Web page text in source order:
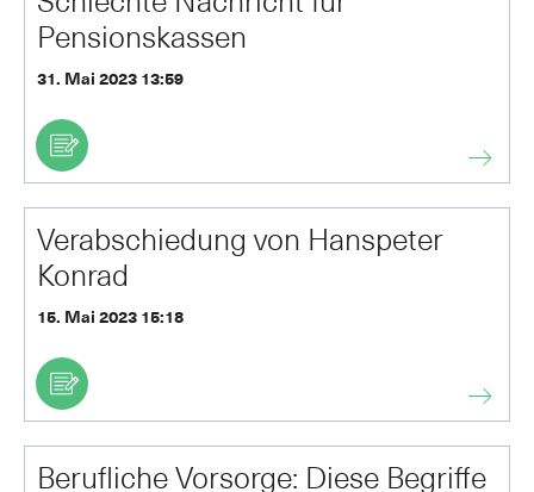
Pensionskassen
31. Mai 2023 13:59
Verabschiedung von Hanspeter
Konrad
15. Mai 2023 15:18
Berufliche Vorsorge: Diese Begriffe